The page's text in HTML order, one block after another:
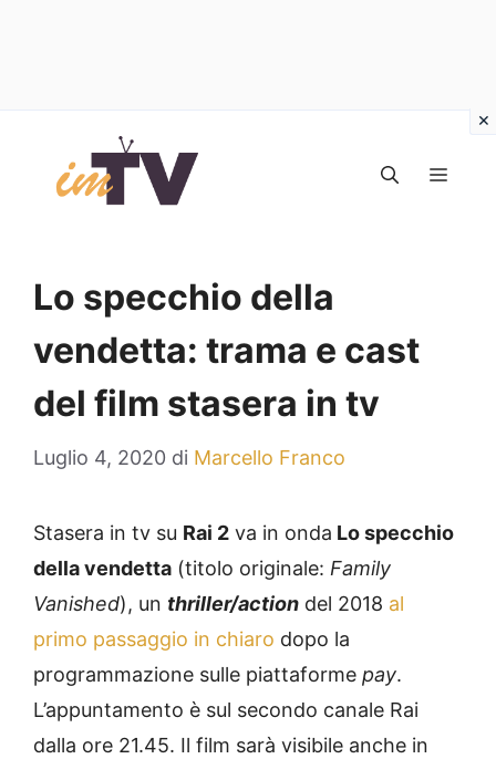
contenuto
Lo specchio della
vendetta: trama e cast
del film stasera in tv
Luglio 4, 2020 di Marcello Franco
Stasera in tv su Rai 2 va in onda Lo specchio
della vendetta (titolo originale: Family
Vanished), un thriller/action del 2018 al
primo passaggio in chiaro dopo la
programmazione sulle piattaforme pay.
L’appuntamento è sul secondo canale Rai
dalla ore 21.45. Il film sarà visibile anche in